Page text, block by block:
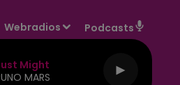
Webradios Podcasts
Might
MARS